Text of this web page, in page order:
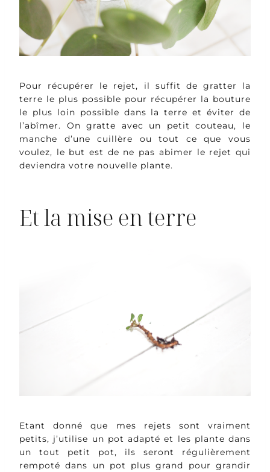
Pour récupérer le rejet, il suffit de gratter la
terre le plus possible pour récupérer la bouture
le plus loin possible dans la terre et éviter de
l’abîmer. On gratte avec un petit couteau, le
manche d’une cuillère ou tout ce que vous
voulez, le but est de ne pas abimer le rejet qui
deviendra votre nouvelle plante.
Et la mise en terre
Etant donné que mes rejets sont vraiment
petits, j’utilise un pot adapté et les plante dans
un tout petit pot, ils seront régulièrement
rempoté dans un pot plus grand pour grandir